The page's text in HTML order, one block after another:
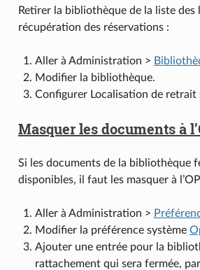
Retirer la bibliothèque de la liste des
récupération des réservations :
Aller à Administration >
Modifier la bibliothèque.
Configurer Localisation de retrait
Masquer les documents à
Si les documents de la bibliothèque
disponibles, il faut les masquer à
Aller à Administration >
Modifier la préférence système
Ajouter une entrée pour la
rattachement qui sera fermée,